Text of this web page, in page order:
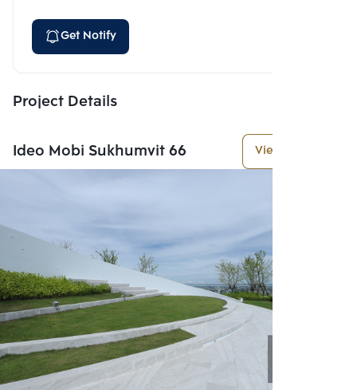
Get Notify
Project Details
Ideo Mobi Sukhumvit 66 View More